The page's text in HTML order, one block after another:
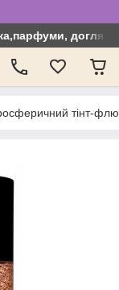
догляд
тінт-